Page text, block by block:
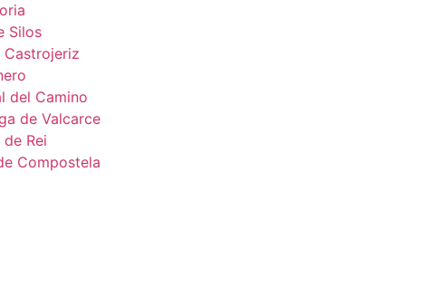
Silos
Castrojeriz
del Camino
de Valcarce
Rei
Compostela